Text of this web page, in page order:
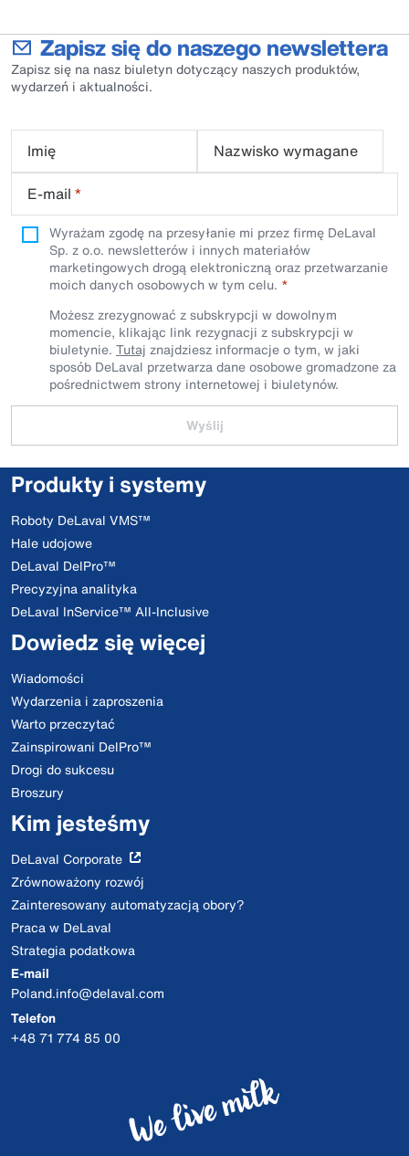
Zapisz się do naszego newslettera
Zapisz się na nasz biuletyn dotyczący naszych produktów,
wydarzeń i aktualności.
Imię
Nazwisko wymagane
E-mail *
Wyrażam zgodę na przesyłanie mi przez firmę DeLaval
Sp. z o.o. newsletterów i innych materiałów
marketingowych drogą elektroniczną oraz przetwarzanie
moich danych osobowych w tym celu.
Możesz zrezygnować z subskrypcji w dowolnym
momencie, klikając link rezygnacji z subskrypcji w
biuletynie. Tutaj znajdziesz informacje o tym, w jaki
sposób DeLaval przetwarza dane osobowe gromadzone za
pośrednictwem strony internetowej i biuletynów.
Wyślij
Produkty i systemy
Roboty DeLaval VMS™
Hale udojowe
DeLaval DelPro™
Precyzyjna analityka
DeLaval InService™ All-Inclusive
Dowiedz się więcej
Wiadomości
Wydarzenia i zaproszenia
Warto przeczytać
Zainspirowani DelPro™
Drogi do sukcesu
Broszury
Kim jesteśmy
DeLaval Corporate
Zrównoważony rozwój
Zainteresowany automatyzacją obory?
Praca w DeLaval
Strategia podatkowa
E-mail
Poland.info@delaval.com
Telefon
+48 71 774 85 00